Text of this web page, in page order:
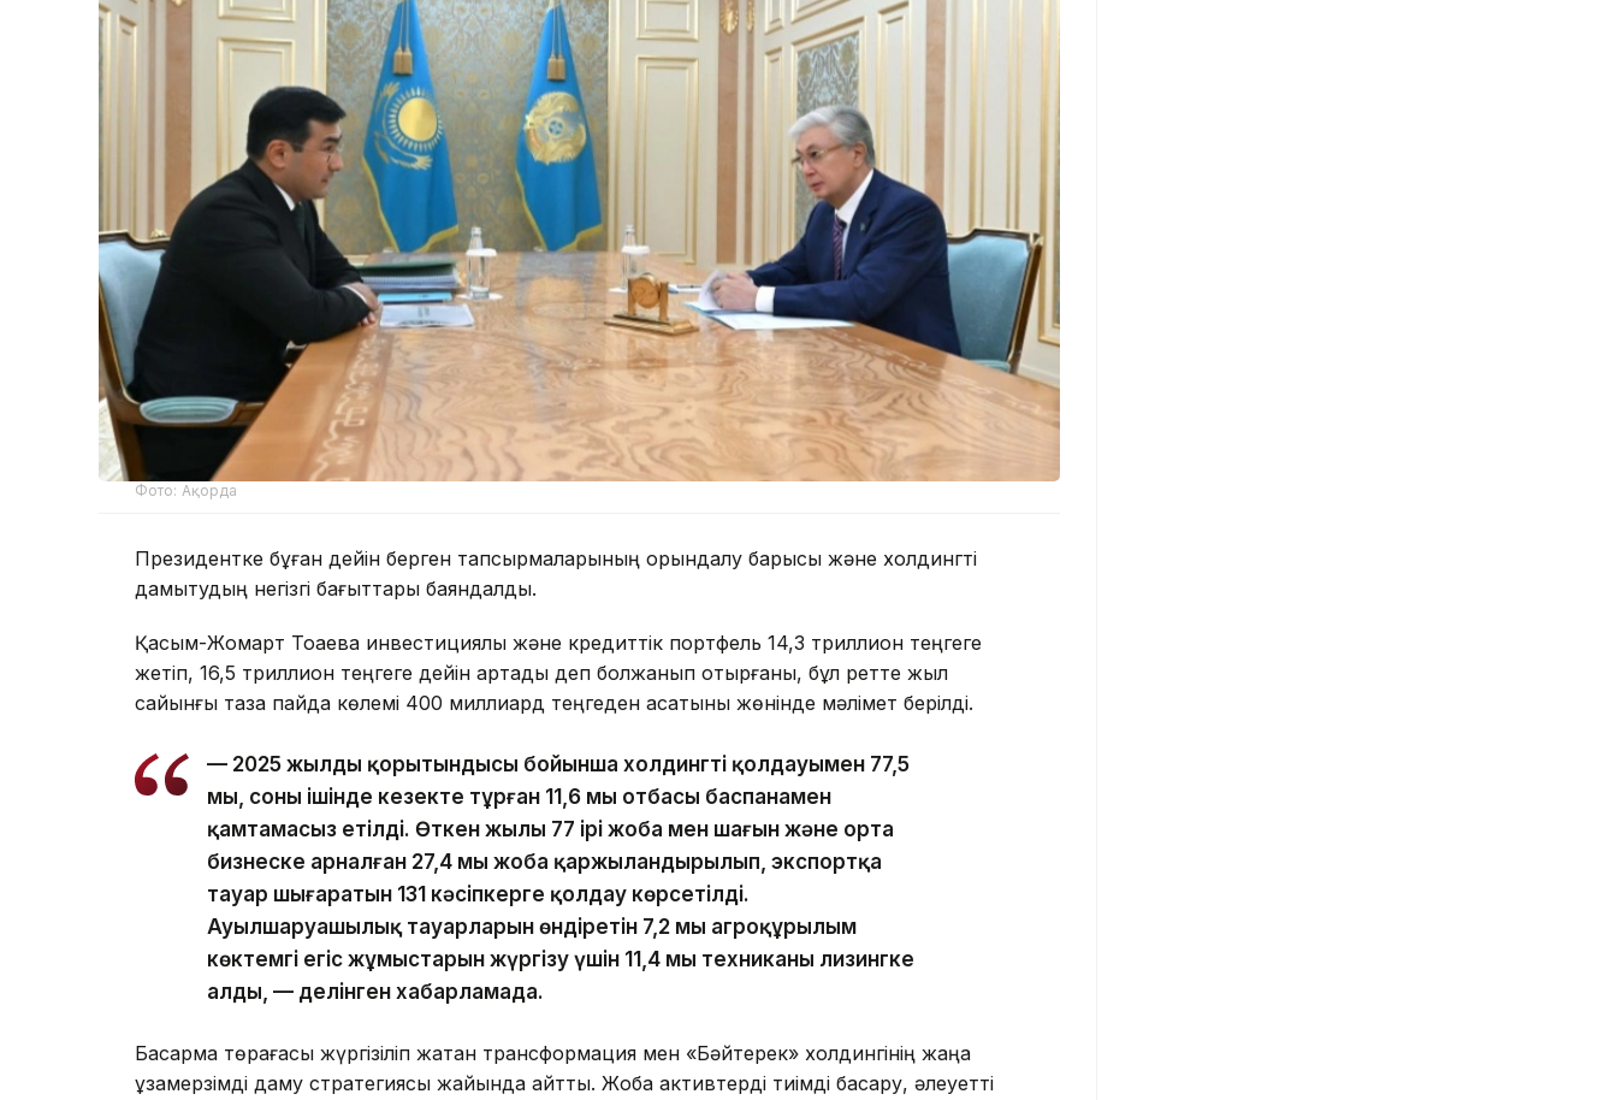
Фото: Ақорда
Президентке бұған дейін берген тапсырмаларының орындалу барысы және холдингті
дамытудың негізгі бағыттары баяндалды.
Қасым-Жомарт Тоқаевқа инвестициялық және кредиттік портфель 14,3 триллион теңгеге
жетіп, 16,5 триллион теңгеге дейін артады деп болжанып отырғаны, бұл ретте жыл
сайынғы таза пайда көлемі 400 миллиард теңгеден асатыны жөнінде мәлімет берілді.
— 2025 жылдың қорытындысы бойынша холдингтің қолдауымен 77,5
мың, соның ішінде кезекте тұрған 11,6 мың отбасы баспанамен
қамтамасыз етілді. Өткен жылы 77 ірі жоба мен шағын және орта
бизнеске арналған 27,4 мың жоба қаржыландырылып, экспортқа
тауар шығаратын 131 кәсіпкерге қолдау көрсетілді.
Ауылшаруашылық тауарларын өндіретін 7,2 мың агроқұрылым
көктемгі егіс жұмыстарын жүргізу үшін 11,4 мың техниканы лизингке
алды, — делінген хабарламада.
Басқарма төрағасы жүргізіліп жатқан трансформация мен «Бәйтерек» холдингінің жаңа
ұзақмерзімді даму стратегиясы жайында айтты. Жоба активтерді тиімді басқару, әлеуетті